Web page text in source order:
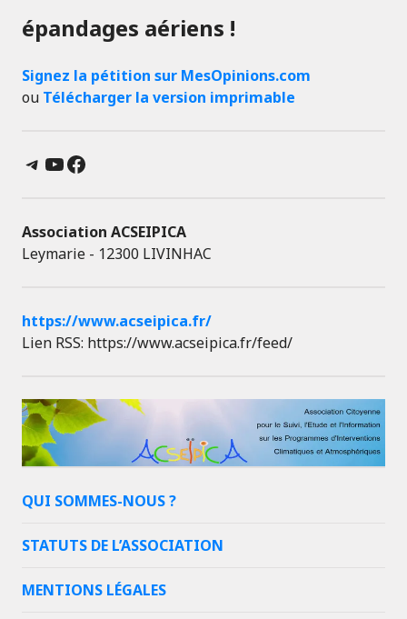
épandages aériens !
Signez la pétition sur MesOpinions.com
ou Télécharger la version imprimable
Telegram
YouTube
Facebook
Association ACSEIPICA
Leymarie - 12300 LIVINHAC
https://www.acseipica.fr/
Lien RSS: https://www.acseipica.fr/feed/
QUI SOMMES-NOUS ?
STATUTS DE L’ASSOCIATION
MENTIONS LÉGALES